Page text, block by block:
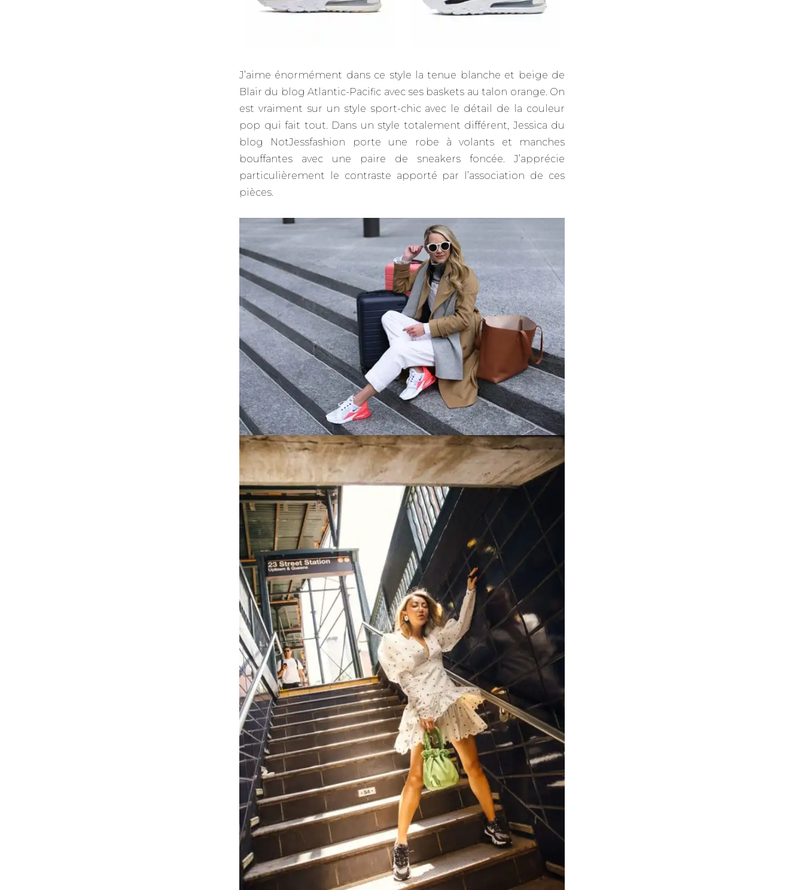
J’aime énormément dans ce style la tenue blanche et beige de
Blair du blog Atlantic-Pacific avec ses baskets au talon orange. On
est vraiment sur un style sport-chic avec le détail de la couleur
pop qui fait tout. Dans un style totalement différent, Jessica du
blog NotJessfashion porte une robe à volants et manches
bouffantes avec une paire de sneakers foncée. J’apprécie
particulièrement le contraste apporté par l’association de ces
pièces.